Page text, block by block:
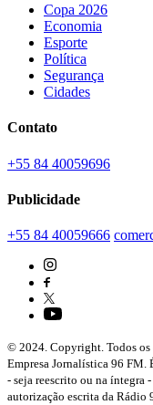
Copa 2026
Economia
Esporte
Política
Segurança
Cidades
Contato
+55 84 40059696
Publicidade
+55 84 40059666
© 2024. Copyright. Todos
Empresa Jornalística 96 FM.
- seja reescrito ou na íntegra
autorização escrita da Rádio